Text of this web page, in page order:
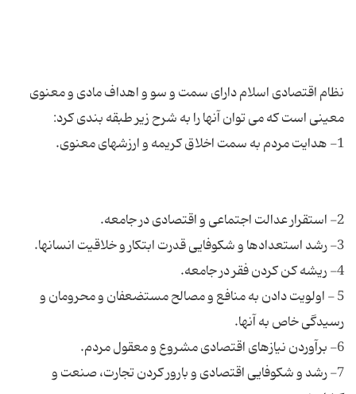
نظام اقتصادی اسلام دارای سمت و سو و اهداف مادی و معنوی
5 - اولویت دادن به منافع و مصالح مستضعفان و محرومان و
7- رشد و شکوفایی اقتصادی و بارور کردن تجارت، صنعت و